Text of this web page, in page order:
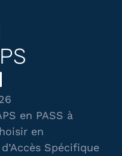
en PASS à
en
Spécifique